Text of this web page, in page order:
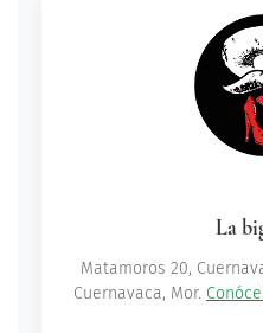
La
Matamoros 20,
Cuernavaca, Mor.